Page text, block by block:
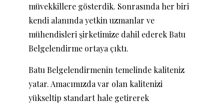
müvekkillere gösterdik. Sonrasında her biri
kendi alanında yetkin uzmanlar ve
mühendisleri şirketimize dahil ederek Batu
Belgelendirme ortaya çıktı.
Batu Belgelendirmenin temelinde kaliteniz
yatar. Amacımızda var olan kalitenizi
yükseltip standart hale getirerek